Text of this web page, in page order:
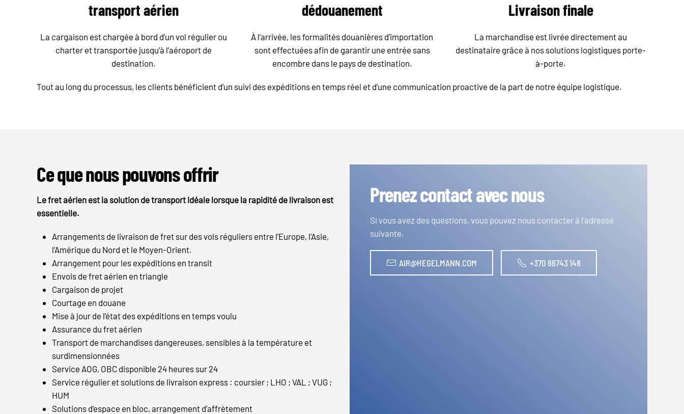
transport aérien
La cargaison est chargée à bord d’un vol régulier ou
charter et transportée jusqu’à l’aéroport de
destination.
dédouanement
À l’arrivée, les formalités douanières d’importation
sont effectuées afin de garantir une entrée sans
encombre dans le pays de destination.
Livraison finale
La marchandise est livrée directement au
destinataire grâce à nos solutions logistiques porte-
à-porte.
Tout au long du processus, les clients bénéficient d’un suivi des expéditions en temps réel et d’une communication proactive de la part de notre équipe logistique.
Ce que nous pouvons offrir
Le fret aérien est la solution de transport idéale lorsque la rapidité de livraison est
essentielle.
Arrangements de livraison de fret sur des vols réguliers entre l’Europe, l’Asie,
l’Amérique du Nord et le Moyen-Orient.
Arrangement pour les expéditions en transit
Envois de fret aérien en triangle
Cargaison de projet
Courtage en douane
Mise à jour de l’état des expéditions en temps voulu
Assurance du fret aérien
Transport de marchandises dangereuses, sensibles à la température et
surdimensionnées
Service AOG, OBC disponible 24 heures sur 24
Service régulier et solutions de livraison express : coursier ; LHO ; VAL ; VUG ;
HUM
Solutions d’espace en bloc, arrangement d’affrètement
Prenez contact avec nous
Si vous avez des questions, vous pouvez nous contacter à l’adresse
suivante.
AIR@HEGELMANN.COM +370 66743 148